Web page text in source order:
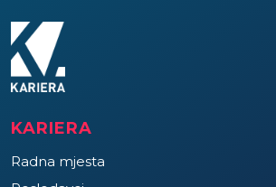
KARIERA
Radna mjesta